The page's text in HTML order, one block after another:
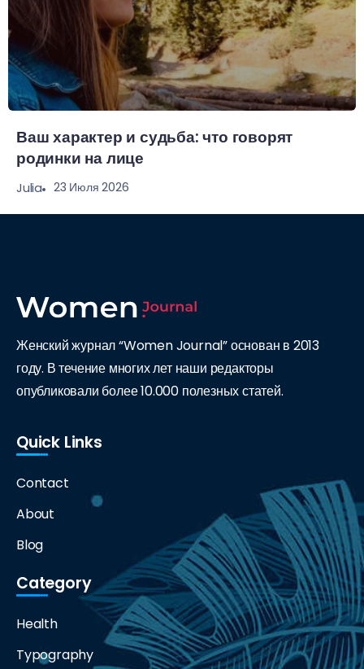
Ваш характер и судьба: что говорят
родинки на лице
Julia 23 Июля 2026
Женский журнал “Women Journal” основан в 2013
году. В течение многих лет наши редакторы
опубликовали более 10.000 полезных статей.
Quick Links
Contact
About
Blog
Category
Health
Typography